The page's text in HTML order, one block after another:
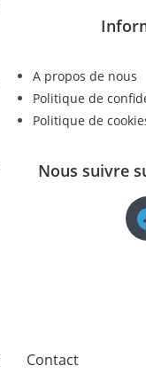
A propos de nous
Politique de
Politique de
Nous suivre
Contact